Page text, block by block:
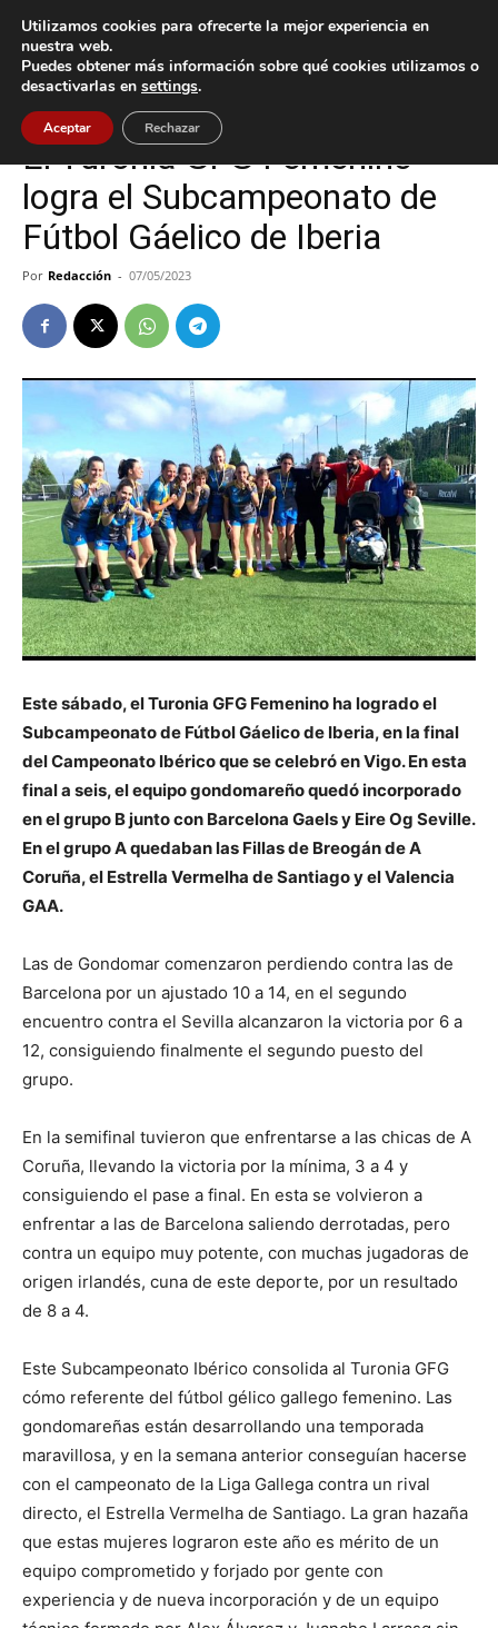
Inicio Deportes
Deportes Gondomar
El Turonia GFG Femenino
logra el Subcampeonato de
Fútbol Gáelico de Iberia
Por Redacción - 07/05/2023
Este sábado, el Turonia GFG Femenino ha logrado el
Subcampeonato de Fútbol Gáelico de Iberia, en la final
del Campeonato Ibérico que se celebró en Vigo. En esta
final a seis, el equipo gondomareño quedó incorporado
en el grupo B junto con Barcelona Gaels y Eire Og Seville.
En el grupo A quedaban las Fillas de Breogán de A
Coruña, el Estrella Vermelha de Santiago y el Valencia
GAA.
Las de Gondomar comenzaron perdiendo contra las de
Barcelona por un ajustado 10 a 14, en el segundo
encuentro contra el Sevilla alcanzaron la victoria por 6 a
12, consiguiendo finalmente el segundo puesto del
grupo.
En la semifinal tuvieron que enfrentarse a las chicas de A
Coruña, llevando la victoria por la mínima, 3 a 4 y
consiguiendo el pase a final. En esta se volvieron a
enfrentar a las de Barcelona saliendo derrotadas, pero
contra un equipo muy potente, con muchas jugadoras de
origen irlandés, cuna de este deporte, por un resultado
de 8 a 4.
Este Subcampeonato Ibérico consolida al Turonia GFG
cómo referente del fútbol gélico gallego femenino. Las
gondomareñas están desarrollando una temporada
maravillosa, y en la semana anterior conseguían hacerse
con el campeonato de la Liga Gallega contra un rival
directo, el Estrella Vermelha de Santiago. La gran hazaña
que estas mujeres lograron este año es mérito de un
equipo comprometido y forjado por gente con
experiencia y de nueva incorporación y de un equipo
Utilizamos cookies para ofrecerte la mejor experiencia en
nuestra web.
Puedes obtener más información sobre qué cookies utilizamos o
desactivarlas en settings.
Aceptar Rechazar